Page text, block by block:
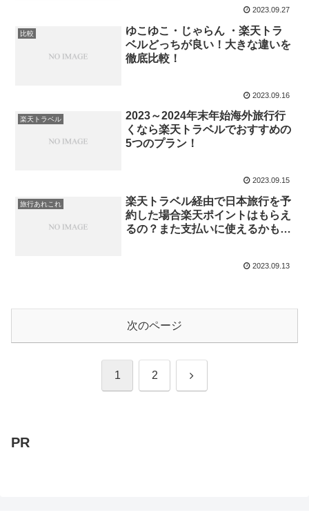
2023.09.27
比較
ゆこゆこ・じゃらん ・楽天トラ
ベルどっちが良い！大きな違いを
徹底比較！
2023.09.16
楽天トラベル
2023～2024年末年始海外旅行行
くなら楽天トラベルでおすすめの
5つのプラン！
2023.09.15
旅行あれこれ
楽天トラベル経由で日本旅行を予
約した場合楽天ポイントはもらえ
るの？また支払いに使えるかも徹
2023.09.13
次のページ
1 2 次
PR